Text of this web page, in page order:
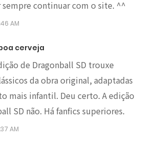
sempre continuar com o site. ^^
AM
cerveja
de Dragonball SD trouxe
da obra original, adaptadas
mais infantil. Deu certo. A edição
SD não. Há fanfics superiores.
AM